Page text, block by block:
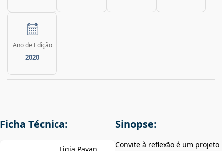
Ano de Edição
2020
Ficha Técnica:
Ligia Pavan
Sinopse:
Convite à reflexão é um projeto